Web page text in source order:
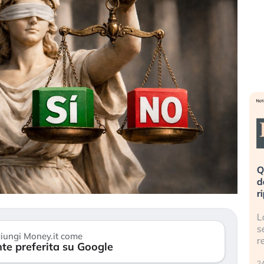
Money.it come
preferita su Google
Investitori
lo scoppio
Quando la finanza pesa più
dell’economia reale. L’America sta
ripetendo gli errori del 2008?
La ricchezza mondiale cresce, ma è
sempre più sganciata dall’economia
reale. (…)